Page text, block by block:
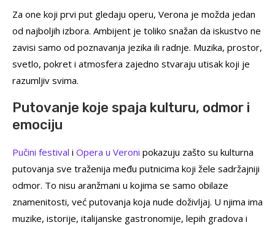
Za one koji prvi put gledaju operu, Verona je možda jedan
od najboljih izbora. Ambijent je toliko snažan da iskustvo ne
zavisi samo od poznavanja jezika ili radnje. Muzika, prostor,
svetlo, pokret i atmosfera zajedno stvaraju utisak koji je
razumljiv svima.
Putovanje koje spaja kulturu, odmor i
emociju
Pučini festival i Opera u Veroni pokazuju zašto su kulturna
putovanja sve traženija među putnicima koji žele sadržajniji
odmor. To nisu aranžmani u kojima se samo obilaze
znamenitosti, već putovanja koja nude doživljaj. U njima ima
muzike, istorije, italijanske gastronomije, lepih gradova i